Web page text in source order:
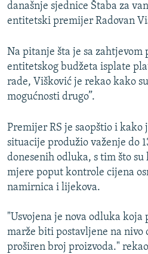
TRI DECENIJE OD RATA U BIH
NASTANAK I RASPAD JUGOSLAVIJE
današnje sjednice Štaba za
entitetski premijer Radovan
Na pitanje šta je sa zahtjevom
entitetskog budžeta isplate
rade, Višković je rekao kako
mogućnosti drugo”.
Premijer RS je saopštio i kako
situacije produžio važenje do
donesenih odluka, s tim što
mjere poput kontrole cijena
namirnica i lijekova.
"Usvojena je nova odluka koja
marže biti postavljene na nivo
proširen broj proizvoda."